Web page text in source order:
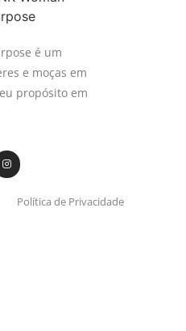
é um
e moças em
propósito em
Política de Privacidade